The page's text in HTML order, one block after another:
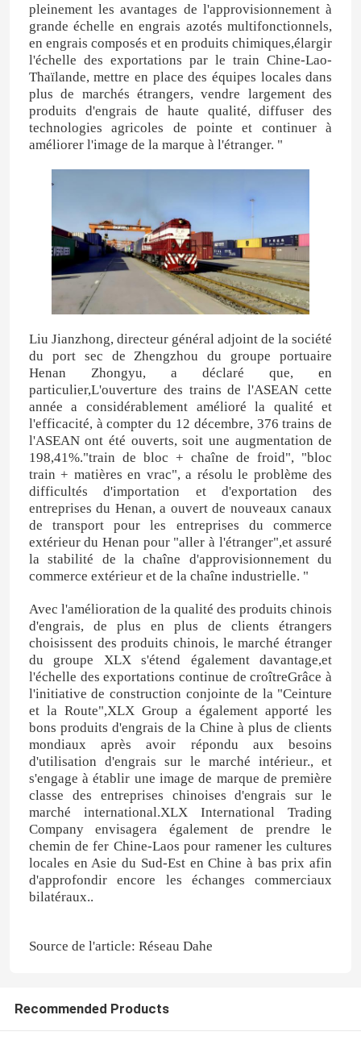
Maison
Produits
Vidéos
Au sujet de nous
Visite d'usine
Contrôle de qualité
Contactez-nous
Nouvelles
Cas
Urée
engrais azoté-potassique
Engrais composé
Nitrate de calcium et d'ammonium (CAN)
pleinement les avantages de l'approvisionnement à
grande échelle en engrais azotés multifonctionnels,
en engrais composés et en produits chimiques,élargir
l'échelle des exportations par le train Chine-Lao-
Thaïlande, mettre en place des équipes locales dans
plus de marchés étrangers, vendre largement des
produits d'engrais de haute qualité, diffuser des
technologies agricoles de pointe et continuer à
améliorer l'image de la marque à l'étranger. "
Liu Jianzhong, directeur général adjoint de la société
du port sec de Zhengzhou du groupe portuaire
Henan Zhongyu, a déclaré que, en
particulier,L'ouverture des trains de l'ASEAN cette
année a considérablement amélioré la qualité et
l'efficacité, à compter du 12 décembre, 376 trains de
l'ASEAN ont été ouverts, soit une augmentation de
198,41%."train de bloc + chaîne de froid", "bloc
train + matières en vrac", a résolu le problème des
difficultés d'importation et d'exportation des
entreprises du Henan, a ouvert de nouveaux canaux
de transport pour les entreprises du commerce
extérieur du Henan pour "aller à l'étranger",et assuré
la stabilité de la chaîne d'approvisionnement du
commerce extérieur et de la chaîne industrielle. "
Avec l'amélioration de la qualité des produits chinois
d'engrais, de plus en plus de clients étrangers
choisissent des produits chinois, le marché étranger
du groupe XLX s'étend également davantage,et
l'échelle des exportations continue de croîtreGrâce à
l'initiative de construction conjointe de la "Ceinture
et la Route",XLX Group a également apporté les
bons produits d'engrais de la Chine à plus de clients
mondiaux après avoir répondu aux besoins
d'utilisation d'engrais sur le marché intérieur., et
s'engage à établir une image de marque de première
classe des entreprises chinoises d'engrais sur le
marché international.XLX International Trading
Company envisagera également de prendre le
chemin de fer Chine-Laos pour ramener les cultures
locales en Asie du Sud-Est en Chine à bas prix afin
d'approfondir encore les échanges commerciaux
bilatéraux..
Source de l'article: Réseau Dahe
Recommended Products